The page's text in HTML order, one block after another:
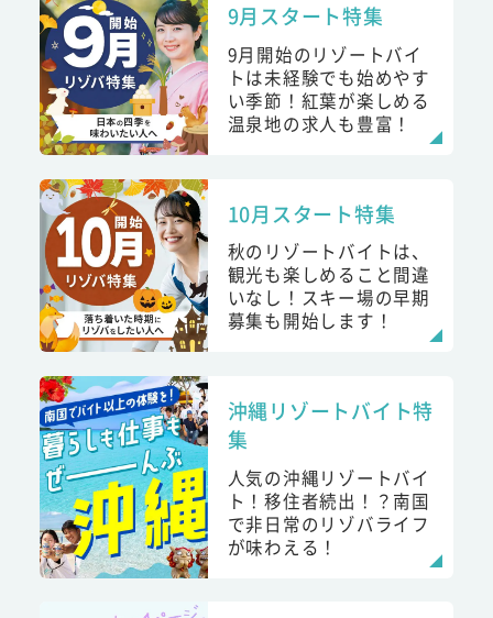
9月スタート特集
9月開始のリゾートバイ
トは未経験でも始めやす
い季節！紅葉が楽しめる
温泉地の求人も豊富！
10月スタート特集
秋のリゾートバイトは、
観光も楽しめること間違
いなし！スキー場の早期
募集も開始します！
沖縄リゾートバイト特
集
人気の沖縄リゾートバイ
ト！移住者続出！？南国
で非日常のリゾバライフ
が味わえる！